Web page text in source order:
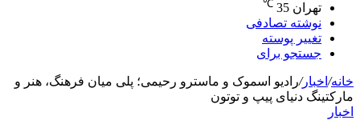
تهران 35
℃
نوشته تصادفی
تغییر پوسته
جستجو برای
خانه/ اخبار/رادیو اسموک و ماسترو رحیمی؛ پلی میان فرهنگ، هنر و
مارکتینگ دنیای پیپ و توتون
اخبار